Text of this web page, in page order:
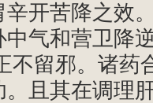
开苦降之效
气和营卫降
不留邪。诸药
且其在调理